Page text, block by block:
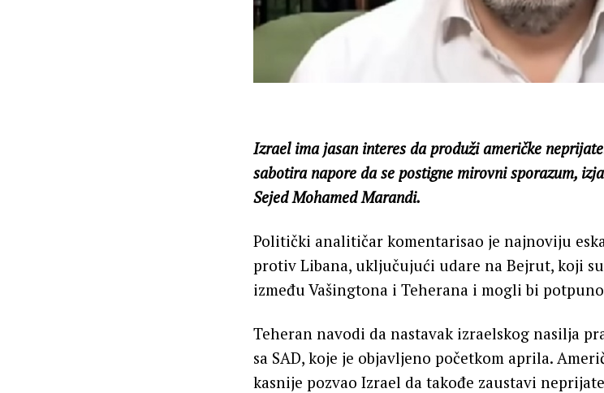
Izrael ima jasan interes da produži američke
sabotira napore da se postigne mirovni sporazum,
Sejed Mohamed Marandi.
Politički analitičar komentarisao je najnoviju
protiv Libana, uključujući udare na Bejrut, koji
između Vašingtona i Teherana i mogli bi
Teheran navodi da nastavak izraelskog nasilja
sa SAD, koje je objavljeno početkom aprila.
kasnije pozvao Izrael da takođe zaustavi